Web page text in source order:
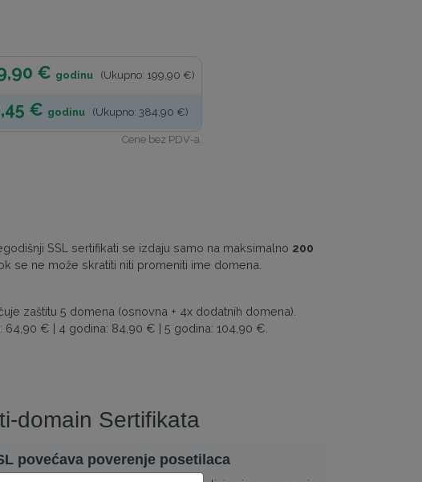
€ godinu (Ukupno: 199,90 €)
€ godinu (Ukupno: 384,90 €)
Cene bez PDV-a.
SSL sertifikati se izdaju samo na maksimalno 200
se ne može skratiti niti promeniti ime domena.
zaštitu 5 domena (osnovna + 4x dodatnih domena).
€ | 4 godina: 84,90 € | 5 godina: 104,90 €.
domain Sertifikata
povećava poverenje posetilaca